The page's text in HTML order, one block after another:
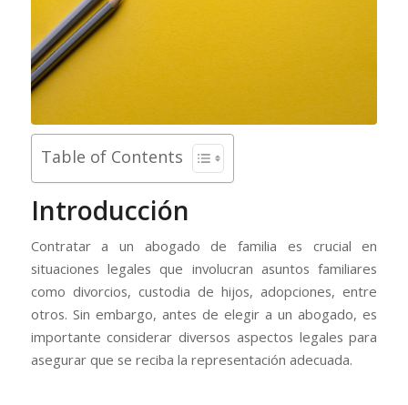
Table of Contents
Introducción
Contratar a un abogado de familia es crucial en
situaciones legales que involucran asuntos familiares
como divorcios, custodia de hijos, adopciones, entre
otros. Sin embargo, antes de elegir a un abogado, es
importante considerar diversos aspectos legales para
asegurar que se reciba la representación adecuada.